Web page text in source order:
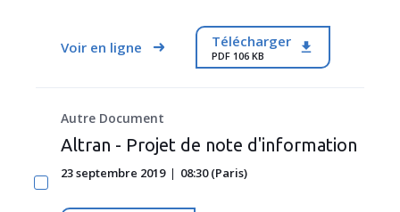
Voir en ligne Télécharger
PDF 106 KB
Autre Document
Altran - Projet de note d'information
23 septembre 2019 08:30 (Paris)